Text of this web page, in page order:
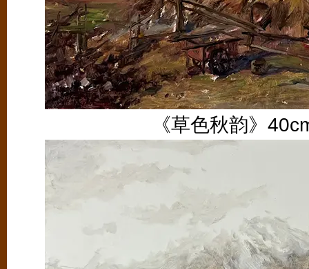
《草色秋韵》